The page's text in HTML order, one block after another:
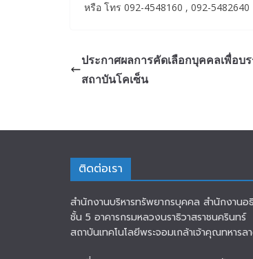
หรือ โทร 092-4548160 , 092-5482640
ประกาศผลการคัดเลือกบุคคลเพื่อบ
สถาบันโคเซ็น
ติดต่อเรา
สำนักงานบริหารทรัพยากรบุคคล สำนักงานอ
ชั้น 5 อาคารกรมหลวงนราธิวาสราชนครินทร์
สถาบันเทคโนโลยีพระจอมเกล้าเจ้าคุณทหารล